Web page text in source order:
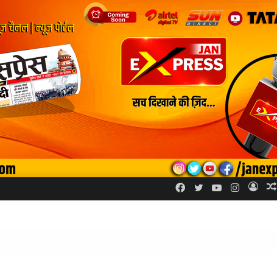
Log
Instagram
YouTube
Twitter
Facebook